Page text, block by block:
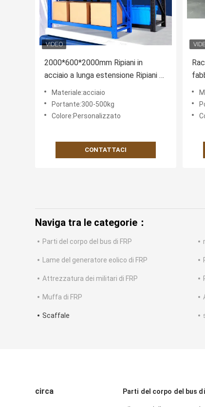
2000*600*2000mm Ripiani in
acciaio a lunga estensione Ripiani e
scaffalature per l'accoppiamento e
il magazzinaggio
Materiale:acciaio
Portante:300-500kg
Colore:Personalizzato
CONTATTACI
per
Naviga tra le categorie：
Parti del corpo del bus di FRP
Lame del generatore eolico di FRP
Attrezzatura dei militari di FRP
Muffa di FRP
Scaffale
circa Parti del corpo del bus di